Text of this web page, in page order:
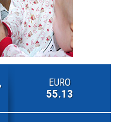
EURO
55.13